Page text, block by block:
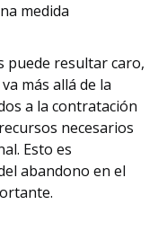
medida
puede resultar caro,
más allá de la
a la contratación
necesarios
Esto es
abandono en el